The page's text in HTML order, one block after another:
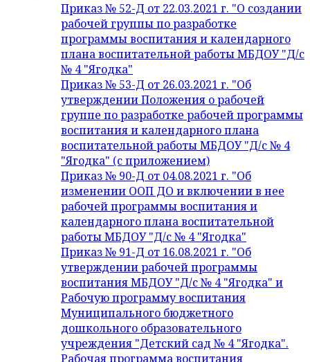
Приказ № 52-Д от 22.03.2021 г. "О создании
рабочей группы по разработке
программы воспитания и календарного
плана воспитательной работы МБДОУ "Д/с
№ 4 "Ягодка"
Приказ № 53-Д от 26.03.2021 г. "Об
утверждении Положения о рабочей
группе по разработке рабочей программы
воспитания и календарного плана
воспитательной работы МБДОУ "Д/с № 4
"Ягодка" (с приложением)
Приказ № 90-Д от 04.08.2021 г. "Об
изменении ООП ДО и включении в нее
рабочей программы воспитания и
календарного плана воспитательной
работы МБДОУ "Д/с № 4 "Ягодка"
Приказ № 91-Д от 16.08.2021 г. "Об
утверждении рабочей программы
воспитания МБДОУ "Д/с № 4 "Ягодка" и
Рабочую программу воспитания
Муниципального бюджетного
дошкольного образовательного
учреждения "Детский сад № 4 "Ягодка".
Рабочая программа воспитания